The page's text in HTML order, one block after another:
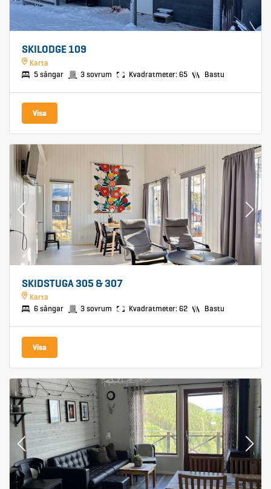
SKILODGE 109
Karta
5 sängar 3 sovrum Kvadratmeter: 65 Bastu
Visa
SKIDSTUGA 305 & 307
Karta
6 sängar 3 sovrum Kvadratmeter: 62 Bastu
Visa